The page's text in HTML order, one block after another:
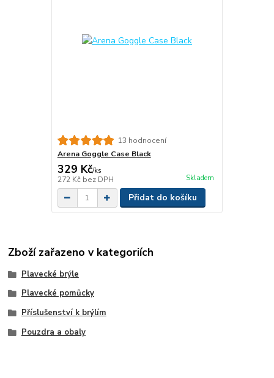
13 hodnocení
Arena Goggle Case Black
329 Kč/ks
272 Kč bez DPH Skladem
Přidat do košíku
Zboží zařazeno v kategoriích
Plavecké brýle
Plavecké pomůcky
Příslušenství k brýlím
Pouzdra a obaly